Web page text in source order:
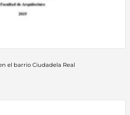
el barrio Ciudadela Real